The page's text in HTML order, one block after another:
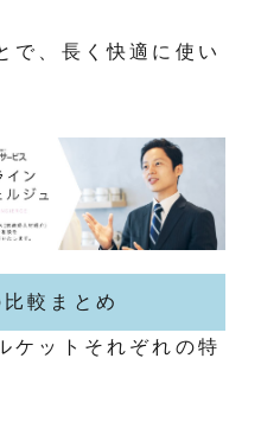
で、長く快適に使い
較まとめ
ケットそれぞれの特